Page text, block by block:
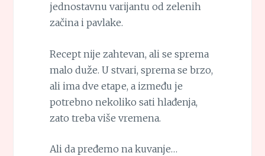
jednostavnu varijantu od zelenih
začina i pavlake.
Recept nije zahtevan, ali se sprema
malo duže. U stvari, sprema se brzo,
ali ima dve etape, a između je
potrebno nekoliko sati hlađenja,
zato treba više vremena.
Ali da pređemo na kuvanje…